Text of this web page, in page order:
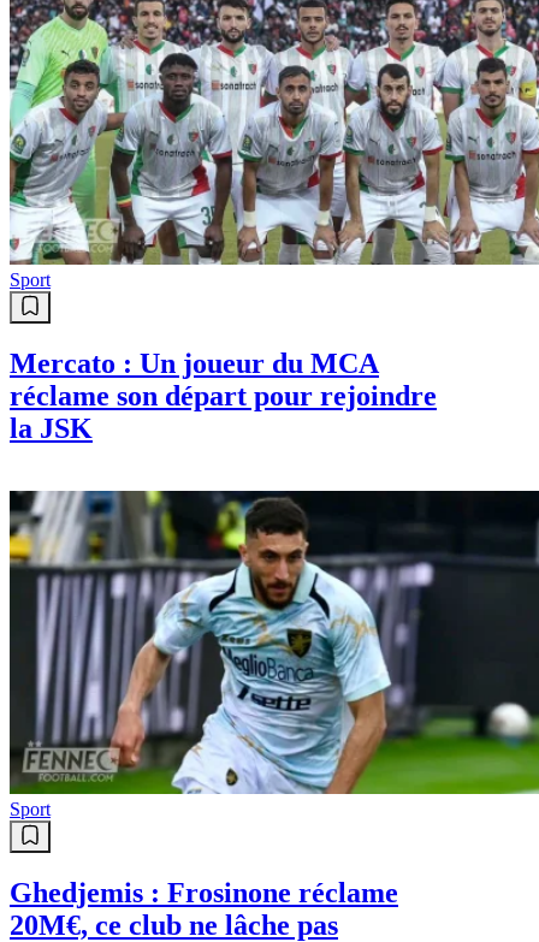
Sport
Algérie : Félix Sánchez suscite
déjà des inquiétudes
Sport
Mercato : Boudaoui dans le
collimateur du sous-marin jaune